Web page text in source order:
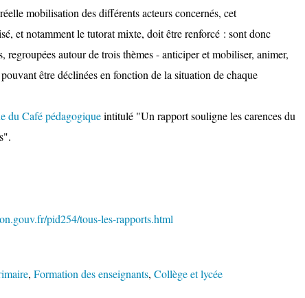
mobilisation des différents acteurs concernés, cet
et notamment le tutorat mixte, doit être renforcé : sont donc
regroupées autour de trois thèmes - anticiper et mobiliser, animer,
être déclinées en fonction de la situation de chaque
du Café pédagogiqueintitulé "Un rapport souligne les carences du
pid254/tous-les-rapports.html
, Formation des enseignants, Collège et lycée